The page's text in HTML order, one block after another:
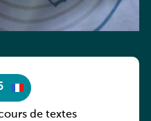
de textes